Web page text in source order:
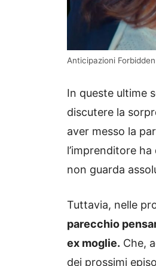
Anticipazioni
In queste ultime
discutere la
aver messo la
l’imprenditore
non guarda
Tuttavia, nelle
parecchio
ex moglie. Che,
dei prossimi